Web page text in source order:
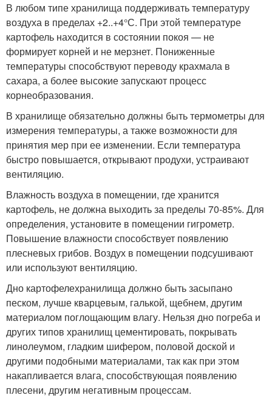
В любом типе хранилища поддерживать температуру
воздуха в пределах +2..+4°С. При этой температуре
картофель находится в состоянии покоя — не
формирует корней и не мерзнет. Пониженные
температуры способствуют переводу крахмала в
сахара, а более высокие запускают процесс
корнеобразования.
В хранилище обязательно должны быть термометры для
измерения температуры, а также возможности для
принятия мер при ее изменении. Если температура
быстро повышается, открывают продухи, устраивают
вентиляцию.
Влажность воздуха в помещении, где хранится
картофель, не должна выходить за пределы 70-85%. Для
определения, установите в помещении гигрометр.
Повышение влажности способствует появлению
плесневых грибов. Воздух в помещении подсушивают
или используют вентиляцию.
Дно картофелехранилища должно быть засыпано
песком, лучше кварцевым, галькой, щебнем, другим
материалом поглощающим влагу. Нельзя дно погреба и
других типов хранилищ цементировать, покрывать
линолеумом, гладким шифером, половой доской и
другими подобными материалами, так как при этом
накапливается влага, способствующая появлению
плесени, другим негативным процессам.